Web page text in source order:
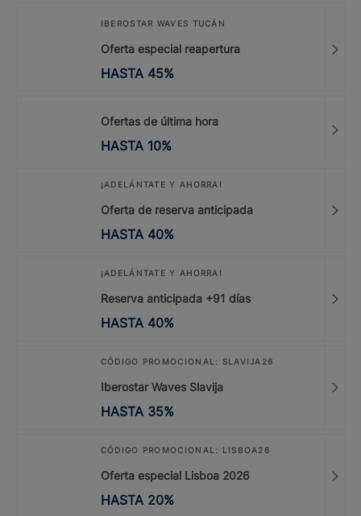
IBEROSTAR WAVES TUCÁN
Oferta especial reapertura
HASTA 45%
Ofertas de última hora
HASTA 10%
¡ADELÁNTATE Y AHORRA!
Oferta de reserva anticipada
HASTA 40%
¡ADELÁNTATE Y AHORRA!
Reserva anticipada +91 días
HASTA 40%
CÓDIGO PROMOCIONAL: SLAVIJA26
Iberostar Waves Slavija
HASTA 35%
CÓDIGO PROMOCIONAL: LISBOA26
Oferta especial Lisboa 2026
HASTA 20%